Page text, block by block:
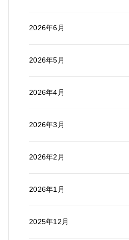
2026年6月
2026年5月
2026年4月
2026年3月
2026年2月
2026年1月
2025年12月